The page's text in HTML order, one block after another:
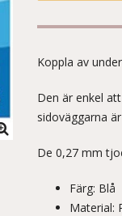
Koppla av
Den är enkel
sidoväggarna
De 0,27 mm
Färg: Blå
Material: